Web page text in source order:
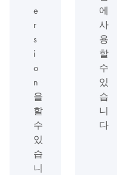
e
r
s
i
o
n
을
할
수
있
습
니
에
사
용
할
수
있
습
니
다